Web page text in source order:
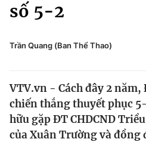
Move
Phong cách
Sự kiện
Các môn khác
Bên lề
số 5-2
Trần Quang (Ban Thể Thao)
VTV.vn - Cách đây 2 năm,
chiến thắng thuyết phục
hữu gặp ĐT CHDCND
của Xuân Trường và đồng